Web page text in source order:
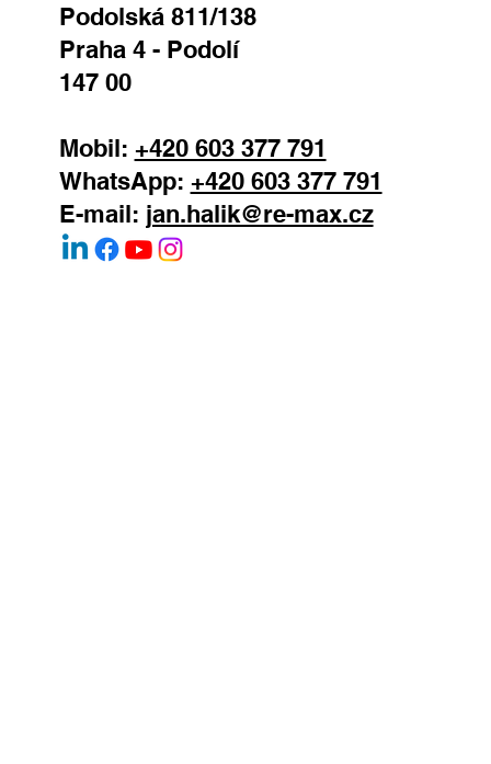
Podolská 811/138
Praha 4 - Podolí
147 00
Mobil: +420 603 377 791
WhatsApp: +420 603 377 791
E-mail: jan.halik@re-max.cz